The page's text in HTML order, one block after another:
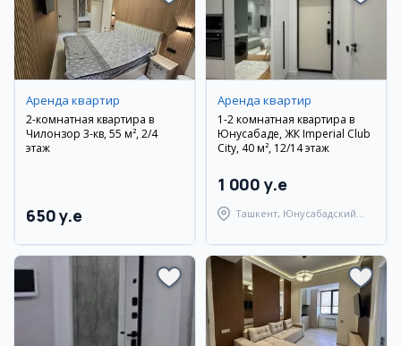
Аренда квартир
2-комнатная квартира в
Чилонзор 3-кв, 55 м², 2/4
этаж
650 y.e
Аренда квартир
1-2 комнатная квартира в
Юнусабаде, ЖК Imperial Club
City, 40 м², 12/14 этаж
1 000 y.e
Ташкент, Юнусабадский